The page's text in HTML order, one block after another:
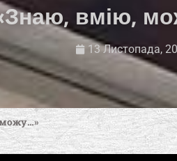
вмію,
13 Листопада,
можу…»